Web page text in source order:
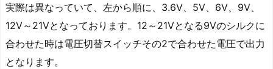
実際は異なっていて、左から順に、3.6V、5V、6V、9V、
12V～21Vとなっております。12～21Vとなる9Vのシルクに
合わせた時は電圧切替スイッチその2で合わせた電圧で出力
となります。